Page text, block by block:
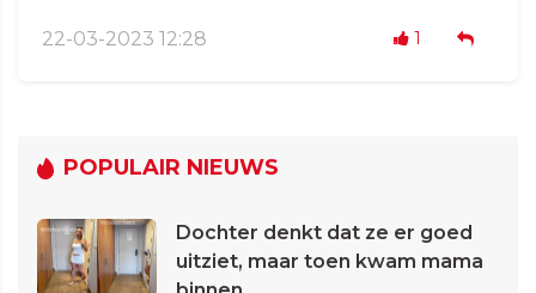
22-03-2023 12:28 1
POPULAIR NIEUWS
Dochter denkt dat ze er goed
uitziet, maar toen kwam mama